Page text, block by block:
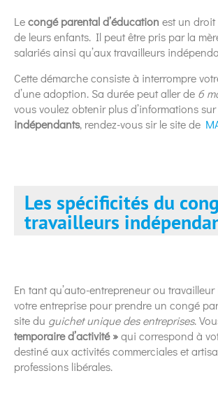
Lecongé parental d’éducation est un
de leurs enfants. Il peut être pris par la
salariés ainsi qu’aux travailleurs
Cette démarche consiste à interrompre
d’une adoption. Sa durée peut aller de 6
vous voulez obtenir plus d’informations sur
indépendants, rendez-vous sir le site de
Les spécificités du
travailleurs
En tant qu’auto-entrepreneur ou
votre entreprise pour prendre un congé
site du guichet unique des entreprises.
temporaire d’activité »qui correspond à
destiné aux activités commerciales et
professions libérales.